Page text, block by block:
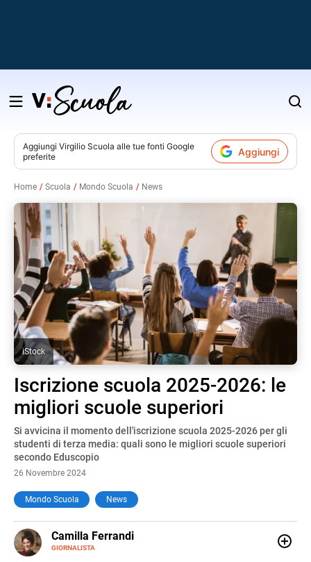
Salta
contenuto
Aggiungi Virgilio Scuola alle tue fonti Google
preferite
Aggiungi
Home Scuola Mondo Scuola News
iStock
Iscrizione scuola 2025-2026: le
migliori scuole superiori
Si avvicina il momento dell'iscrizione scuola 2025-2026 per gli
studenti di terza media: quali sono le migliori scuole superiori
secondo Eduscopio
26 Novembre 2024
Mondo Scuola News
Camilla Ferrandi
GIORNALISTA
E-
MAIL
LINKEDIN